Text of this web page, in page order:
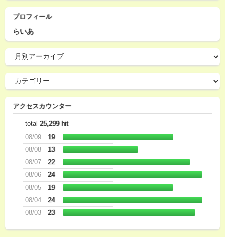
プロフィール
らいあ
アクセスカウンター
total 25,299 hit
08/09
19
08/08
13
08/07
22
08/06
24
08/05
19
08/04
24
08/03
23